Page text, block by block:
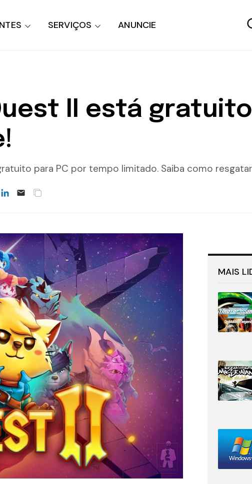
SERVIÇOS ANUNCIE
II está
para PC por tempo limitado. Saiba como
MAIS